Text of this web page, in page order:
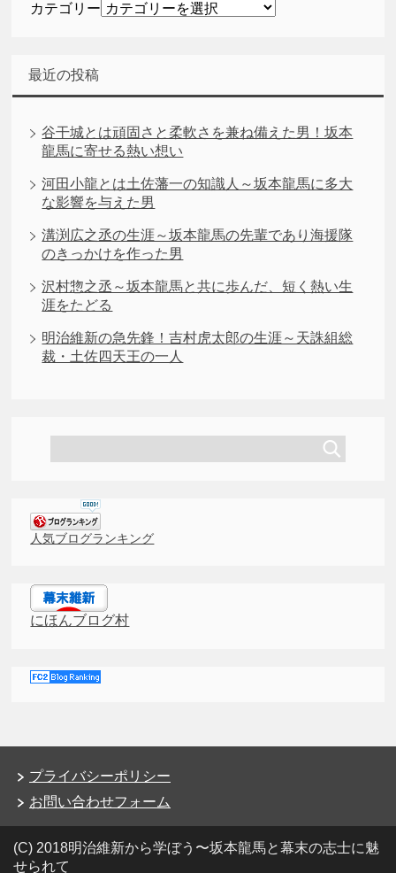
カテゴリー
最近の投稿
谷干城とは頑固さと柔軟さを兼ね備えた男！坂本
龍馬に寄せる熱い想い
河田小龍とは土佐藩一の知識人～坂本龍馬に多大
な影響を与えた男
溝渕広之丞の生涯～坂本龍馬の先輩であり海援隊
のきっかけを作った男
沢村惣之丞～坂本龍馬と共に歩んだ、短く熱い生
涯をたどる
明治維新の急先鋒！吉村虎太郎の生涯～天誅組総
裁・土佐四天王の一人
人気ブログランキング
にほんブログ村
プライバシーポリシー
お問い合わせフォーム
(C) 2018明治維新から学ぼう〜坂本龍馬と幕末の志士に魅
せられて